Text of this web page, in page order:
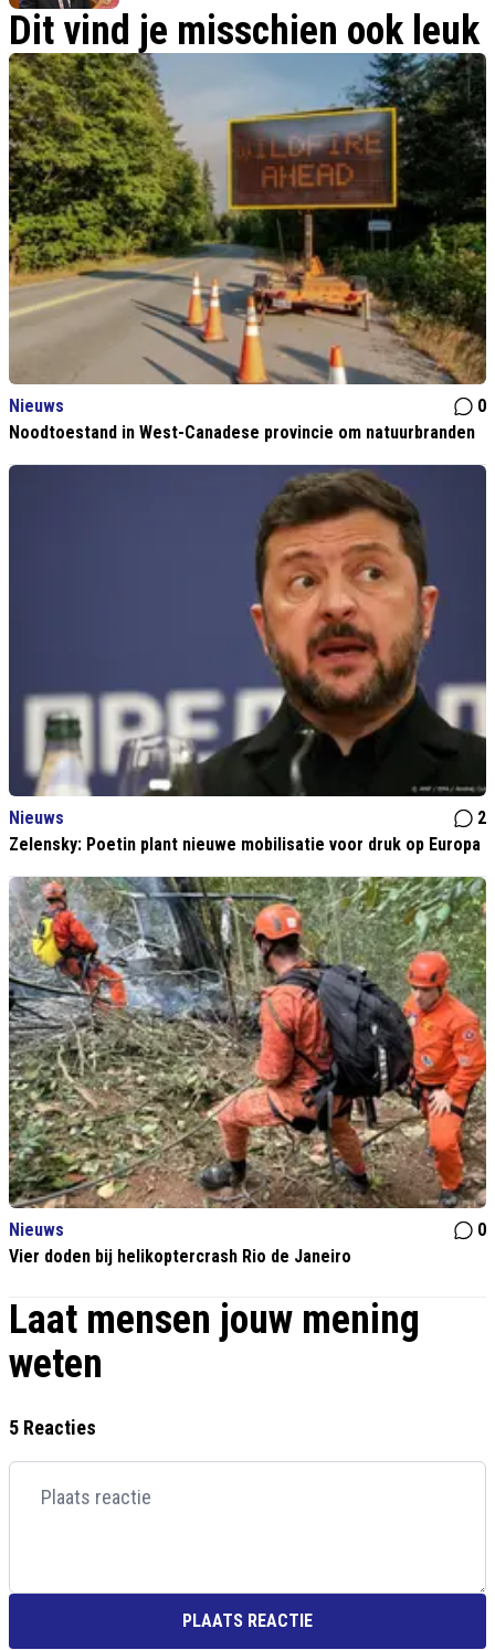
Dit vind je misschien ook leuk
Nieuws
0
Noodtoestand in West-Canadese provincie om natuurbranden
Nieuws
2
Zelensky: Poetin plant nieuwe mobilisatie voor druk op Europa
Nieuws
0
Vier doden bij helikoptercrash Rio de Janeiro
Laat mensen jouw mening
weten
5 Reacties
PLAATS REACTIE